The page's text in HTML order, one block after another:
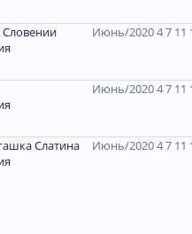
Июнь/2020 4 7 11
Июнь/2020 4 7 11
Слатина
Июнь/2020 4 7 11